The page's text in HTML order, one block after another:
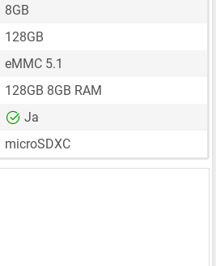
8GB
128GB
eMMC 5.1
128GB 8GB RAM
Ja
microSDXC